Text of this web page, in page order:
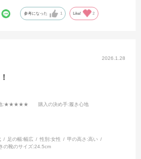
参考になった 1 Like! 2
2026.1.28
:★★★★★ 購入の決め手:履き心地
足の幅:幅広 性別:女性 甲の高さ:高い
の靴のサイズ:24.5cm